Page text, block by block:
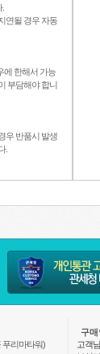
연될 경우 자동
에 한해서 가능
부담해야 합니
우 반품시 발생
.
푸리마타워)
구
고객